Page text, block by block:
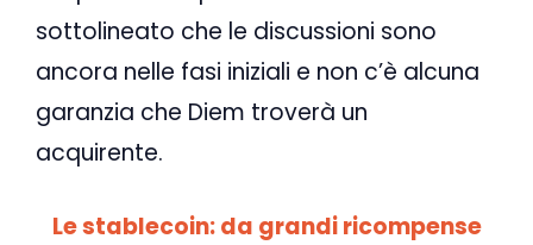
sottolineato che le discussioni sono
ancora nelle fasi iniziali e non c’è alcuna
garanzia che Diem troverà un
acquirente.
Le stablecoin: da grandi ricompense